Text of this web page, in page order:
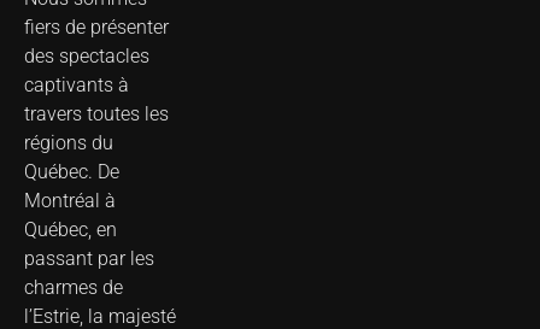
fiers de présenter
des spectacles
captivants à
travers toutes les
régions du
Québec. De
Montréal à
Québec, en
passant par les
charmes de
l’Estrie, la majesté